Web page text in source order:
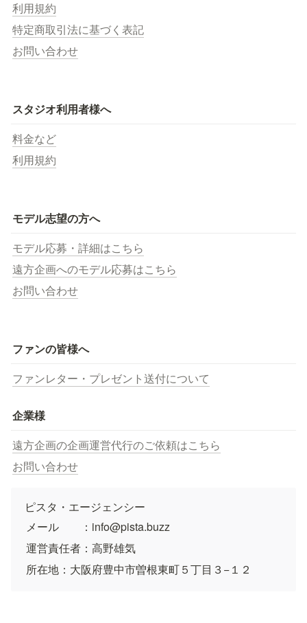
利用規約
特定商取引法に基づく表記
お問い合わせ
スタジオ利用者様へ
料金など
利用規約
モデル志望の方へ
モデル応募・詳細はこちら
遠方企画へのモデル応募はこちら
お問い合わせ
ファンの皆様へ
ファンレター・プレゼント送付について
企業様
遠方企画の企画運営代行のご依頼はこちら
お問い合わせ
ピスタ・エージェンシー
メール　　：info@pista.buzz
運営責任者：高野雄気
所在地：大阪府豊中市曽根東町５丁目３−１２